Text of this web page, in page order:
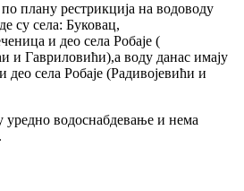
плану рестрикција на водоводу
су села: Буковац,
и део села Робаје (
и Гавриловићи),а воду данас имају
део села Робаје (Радивојевићи и
уредно водоснабдевање и нема